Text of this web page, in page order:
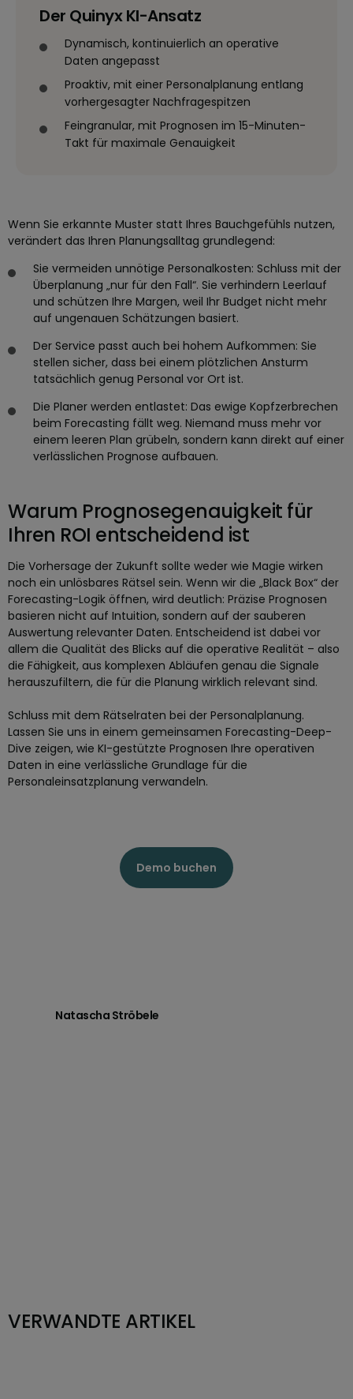
Der Quinyx KI-Ansatz
Dynamisch, kontinuierlich an operative
Daten angepasst
Proaktiv, mit einer Personalplanung entlang
vorhergesagter Nachfragespitzen
Feingranular, mit Prognosen im 15-Minuten-
Takt für maximale Genauigkeit
Wenn Sie erkannte Muster statt Ihres Bauchgefühls nutzen,
verändert das Ihren Planungsalltag grundlegend:
Sie vermeiden unnötige Personalkosten: Schluss mit der
Überplanung „nur für den Fall“. Sie verhindern Leerlauf
und schützen Ihre Margen, weil Ihr Budget nicht mehr
auf ungenauen Schätzungen basiert.
Der Service passt auch bei hohem Aufkommen: Sie
stellen sicher, dass bei einem plötzlichen Ansturm
tatsächlich genug Personal vor Ort ist.
Die Planer werden entlastet: Das ewige Kopfzerbrechen
beim Forecasting fällt weg. Niemand muss mehr vor
einem leeren Plan grübeln, sondern kann direkt auf einer
verlässlichen Prognose aufbauen.
Warum Prognosegenauigkeit für
Ihren ROI entscheidend ist
Die Vorhersage der Zukunft sollte weder wie Magie wirken
noch ein unlösbares Rätsel sein. Wenn wir die „Black Box“ der
Forecasting-Logik öffnen, wird deutlich: Präzise Prognosen
basieren nicht auf Intuition, sondern auf der sauberen
Auswertung relevanter Daten. Entscheidend ist dabei vor
allem die Qualität des Blicks auf die operative Realität – also
die Fähigkeit, aus komplexen Abläufen genau die Signale
herauszufiltern, die für die Planung wirklich relevant sind.
Schluss mit dem Rätselraten bei der Personalplanung.
Lassen Sie uns in einem gemeinsamen Forecasting-Deep-
Dive zeigen, wie KI-gestützte Prognosen Ihre operativen
Daten in eine verlässliche Grundlage für die
Personaleinsatzplanung verwandeln.
Demo buchen
Natascha Ströbele
VERWANDTE ARTIKEL